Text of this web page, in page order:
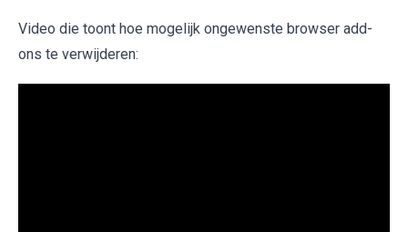
Video die toont hoe mogelijk ongewenste browser add-
ons te verwijderen: